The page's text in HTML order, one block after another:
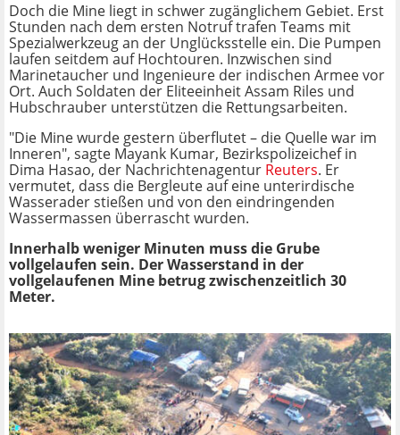
Doch die Mine liegt in schwer zugänglichem Gebiet. Erst
Stunden nach dem ersten Notruf trafen Teams mit
Spezialwerkzeug an der Unglücksstelle ein. Die Pumpen
laufen seitdem auf Hochtouren. Inzwischen sind
Marinetaucher und Ingenieure der indischen Armee vor
Ort. Auch Soldaten der Eliteeinheit Assam Riles und
Hubschrauber unterstützen die Rettungsarbeiten.
"Die Mine wurde gestern überflutet – die Quelle war im
Inneren", sagte Mayank Kumar, Bezirkspolizeichef in
Dima Hasao, der Nachrichtenagentur Reuters. Er
vermutet, dass die Bergleute auf eine unterirdische
Wasserader stießen und von den eindringenden
Wassermassen überrascht wurden.
Innerhalb weniger Minuten muss die Grube
vollgelaufen sein. Der Wasserstand in der
vollgelaufenen Mine betrug zwischenzeitlich 30
Meter.